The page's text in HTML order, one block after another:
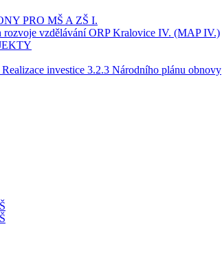
PRO MŠ A ZŠ I.
rozvoje vzdělávání ORP Kralovice IV. (MAP IV.)
investice 3.2.3 Národního plánu obnovy